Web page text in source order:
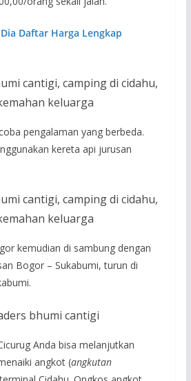
Daftar Harga Lengkap
pengalaman yang berbeda.
kereta api jurusan
kemudian di sambung dengan
Bogor – Sukabumi, turun di
Anda bisa melanjutkan
angkot (angkutan